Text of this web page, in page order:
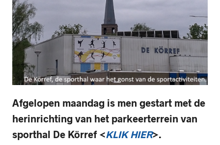
Afgelopen maandag is men gestart met de
herinrichting van het parkeerterrein van
sporthal De Körref <KLIK HIER>.